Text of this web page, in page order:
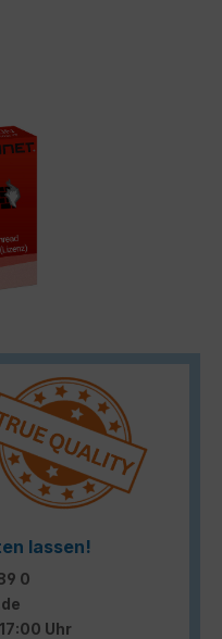
lassen!
0
Uhr